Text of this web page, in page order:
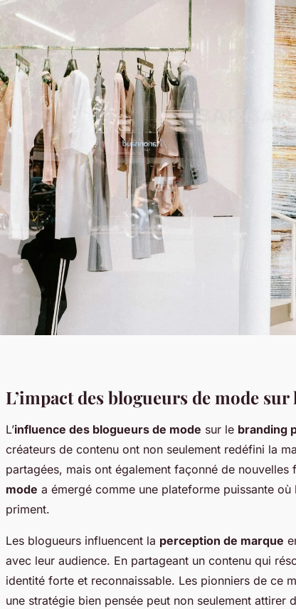
L’impact des blogueurs de mode
L’influence des blogueurs de mode sur le branding
créateurs de contenu ont non seulement redéfini la
partagées, mais ont également façonné de nouvelles
mode a émergé comme une plateforme puissante où
priment.
Les blogueurs influencent la perception de marque
avec leur audience. En partageant un contenu qui
identité forte et reconnaissable. Les pionniers de ce
une stratégie bien pensée peut non seulement attirer